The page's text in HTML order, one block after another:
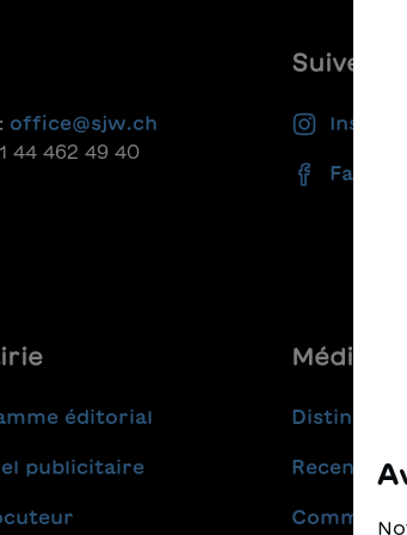
office@sjw.ch
44 462 49 40
Suivez-
éditorial
publicitaire
Médias
Distinctions
Recensions